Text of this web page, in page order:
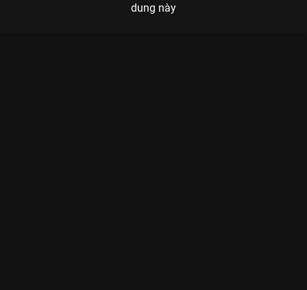
dung này